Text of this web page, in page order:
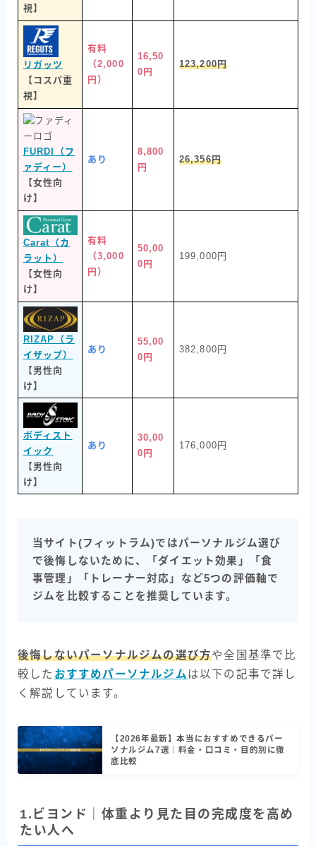
視】
リガッツ
【コスパ重
視】
有料
（2,000
円）
16,50
0円
123,200円
FURDI（フ
ァディー）
【女性向
け】
あり
8,800
円
26,356円
Carat（カ
ラット）
【女性向
け】
有料
（3,000
円）
50,00
0円
199,000円
RIZAP（ラ
イザップ）
【男性向
け】
あり
55,00
0円
382,800円
ボディスト
イック
【男性向
け】
あり
30,00
0円
176,000円
当サイト(フィットラム)ではパーソナルジム選び
で後悔しないために、「ダイエット効果」「食
事管理」「トレーナー対応」など5つの評価軸で
ジムを比較することを推奨しています。
後悔しないパーソナルジムの選び方や全国基準で比
較した おすすめパーソナルジムは以下の記事で詳し
く解説しています。
【2026年最新】本当におすすめできるパー
ソナルジム7選｜料金・口コミ・目的別に徹
底比較
1.ビヨンド｜体重より見た目の完成度を高め
たい人へ